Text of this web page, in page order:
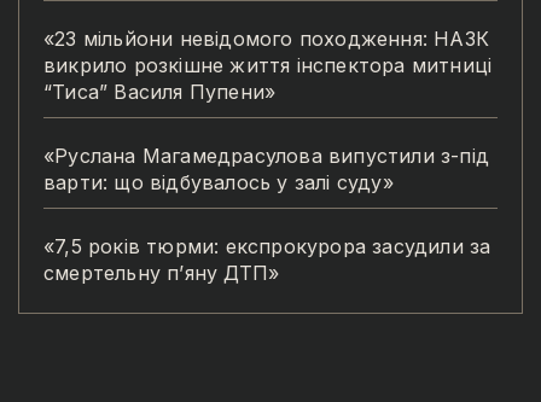
«23 мільйони невідомого походження: НАЗК
викрило розкішне життя інспектора митниці
“Тиса” Василя Пупени»
«Руслана Магамедрасулова випустили з-під
варти: що відбувалось у залі суду»
«7,5 років тюрми: експрокурора засудили за
смертельну п’яну ДТП»